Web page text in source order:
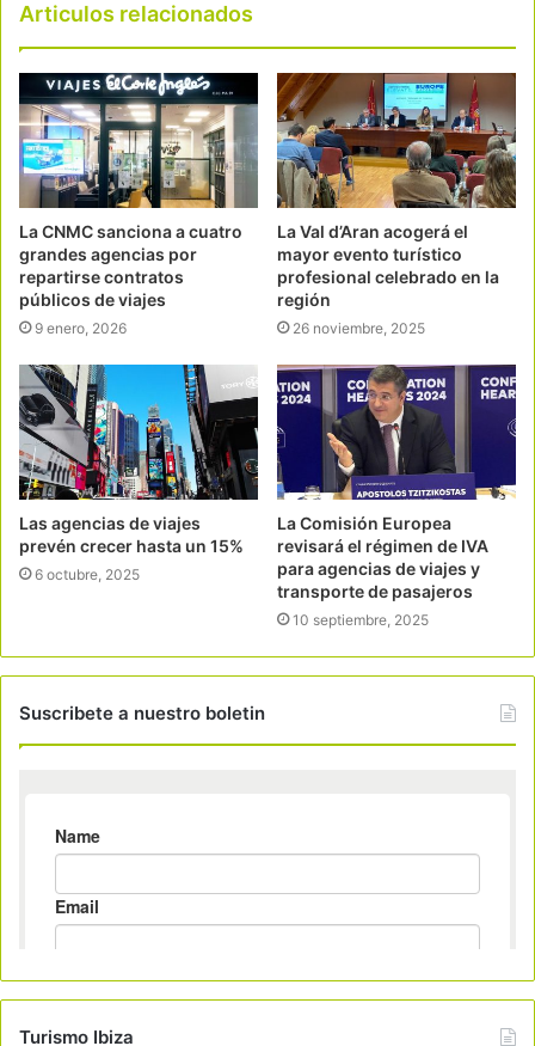
Articulos relacionados
La CNMC sanciona a cuatro
grandes agencias por
repartirse contratos
públicos de viajes
9 enero, 2026
La Val d’Aran acogerá el
mayor evento turístico
profesional celebrado en la
región
26 noviembre, 2025
Las agencias de viajes
prevén crecer hasta un 15%
6 octubre, 2025
La Comisión Europea
revisará el régimen de IVA
para agencias de viajes y
transporte de pasajeros
10 septiembre, 2025
Suscribete a nuestro boletin
Turismo Ibiza